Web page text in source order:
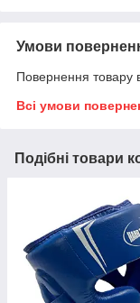
Умови
Повернення товару
Всі умови
Подібні товари